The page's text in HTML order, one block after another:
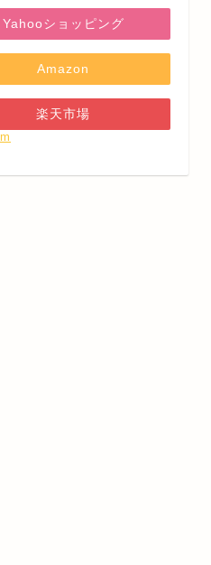
Yahooショッピング
Amazon
楽天市場